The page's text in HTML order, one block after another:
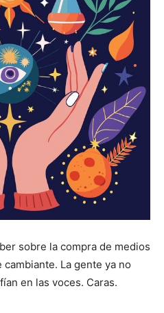
sobre la compra de medios
La gente ya no
en las voces. Caras.